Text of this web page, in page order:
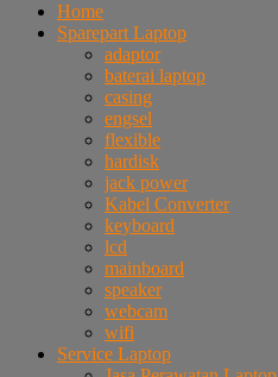
Home
Sparepart Laptop
adaptor
baterai laptop
casing
engsel
flexible
hardisk
jack power
Kabel Converter
keyboard
lcd
mainboard
speaker
webcam
wifi
Service Laptop